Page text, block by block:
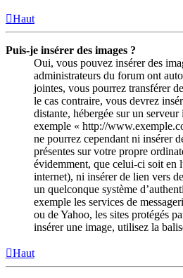
Haut
Puis-je insérer des images ?
Oui, vous pouvez insérer des
administrateurs du forum ont
jointes, vous pourrez transférer
le cas contraire, vous devrez
distante, hébergée sur un
exemple « http://
ne pourrez cependant ni insérer
présentes sur votre propre
évidemment, que celui-ci soit en
internet), ni insérer de lien vers
un quelconque système
exemple les services de
ou de Yahoo, les sites protégés
insérer une image, utilisez la
Haut